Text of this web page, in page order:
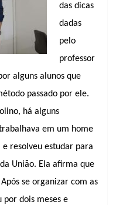
das dicas
dadas
pelo
professor
alguns alunos que
passado por ele.
há alguns
em um home
resolveu estudar para
União. Ela afirma que
se organizar com as
por dois meses e